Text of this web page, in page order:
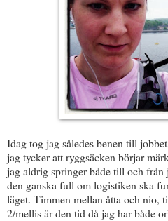
Idag tog jag således benen till
jag tycker att ryggsäcken börjar
jag aldrig springer både till och från
den ganska full om logistiken ska
läget. Timmen mellan åtta och nio,
2/mellis är den tid då jag har både